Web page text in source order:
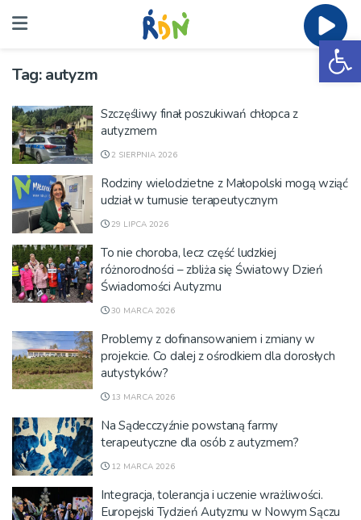
Tag:autyzm
Szczęśliwy finał poszukiwań chłopca z
autyzmem
2 SIERPNIA 2026
Rodziny wielodzietne z Małopolski mogą wziąć
udział w turnusie terapeutycznym
29 LIPCA 2026
To nie choroba, lecz część ludzkiej
różnorodności – zbliża się Światowy Dzień
Świadomości Autyzmu
30 MARCA 2026
Problemy z dofinansowaniem i zmiany w
projekcie. Co dalej z ośrodkiem dla dorosłych
autystyków?
13 MARCA 2026
Na Sądecczyźnie powstaną farmy
terapeutyczne dla osób z autyzmem?
12 MARCA 2026
Integracja, tolerancja i uczenie wrażliwości.
Europejski Tydzień Autyzmu w Nowym Sączu